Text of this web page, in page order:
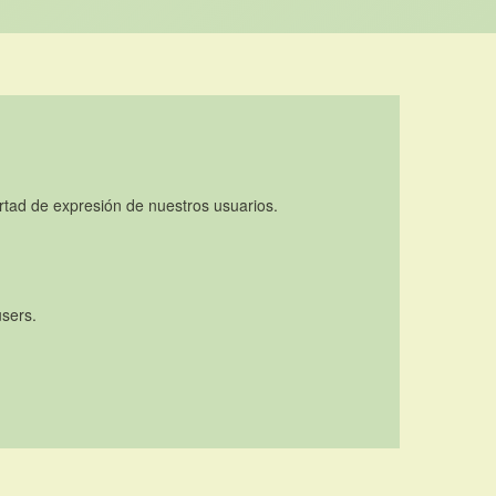
de expresión de nuestros usuarios.